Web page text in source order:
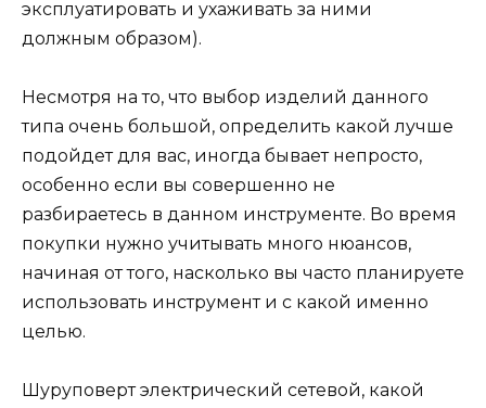
эксплуатировать и ухаживать за ними
должным образом).
Несмотря на то, что выбор изделий данного
типа очень большой, определить какой лучше
подойдет для вас, иногда бывает непросто,
особенно если вы совершенно не
разбираетесь в данном инструменте. Во время
покупки нужно учитывать много нюансов,
начиная от того, насколько вы часто планируете
использовать инструмент и с какой именно
целью.
Шуруповерт электрический сетевой, какой